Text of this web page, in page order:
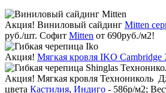
Акция! Виниловый сайдинг Mitten
руб./шт. Софит Mitten от 690руб./м2!
Акция! Мягкая кровля IKO Cambridge
Акция! Мягкая кровля Технониколь
цвета Кастилия, Индиго - 586р/м2;